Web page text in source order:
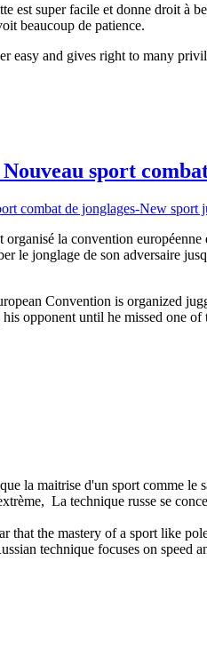
est super facile et donne droit à
beaucoup de patience.
easy and gives right to many
sport
la convention
le jonglage de son adversaire
Convention is organized
opponent until he missed one
la maitrise d'un sport comme le
La technique russe se
that the mastery of a sport like
technique focuses on speed